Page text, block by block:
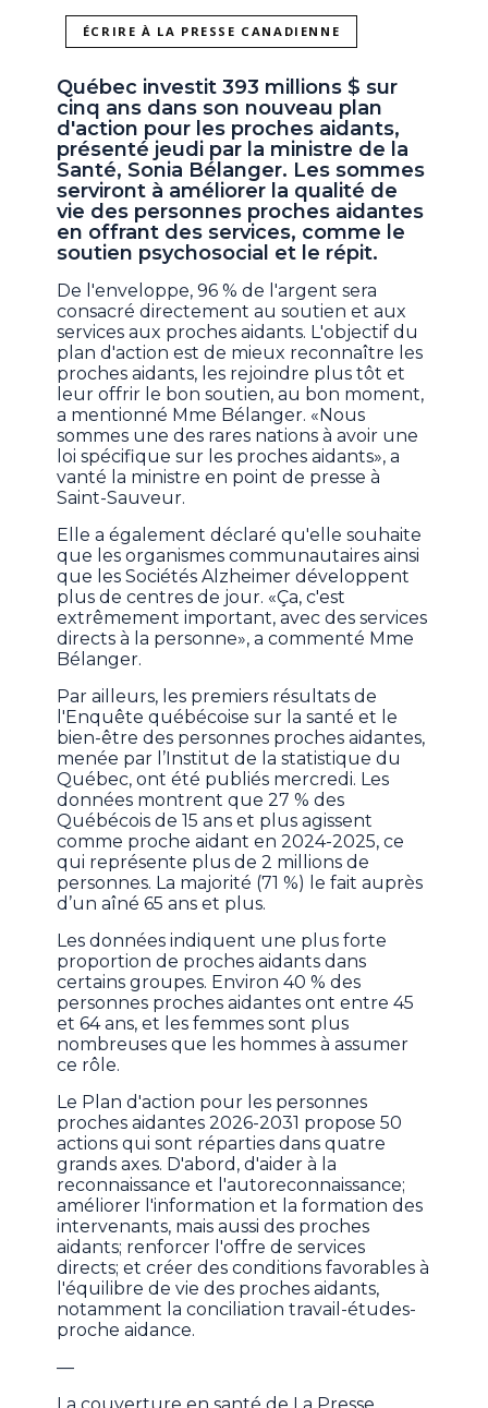
ÉCRIRE À LA PRESSE CANADIENNE
Québec investit 393 millions $ sur
cinq ans dans son nouveau plan
d'action pour les proches aidants,
présenté jeudi par la ministre de la
Santé, Sonia Bélanger. Les sommes
serviront à améliorer la qualité de
vie des personnes proches aidantes
en offrant des services, comme le
soutien psychosocial et le répit.
De l'enveloppe, 96 % de l'argent sera
consacré directement au soutien et aux
services aux proches aidants. L'objectif du
plan d'action est de mieux reconnaître les
proches aidants, les rejoindre plus tôt et
leur offrir le bon soutien, au bon moment,
a mentionné Mme Bélanger. «Nous
sommes une des rares nations à avoir une
loi spécifique sur les proches aidants», a
vanté la ministre en point de presse à
Saint-Sauveur.
Elle a également déclaré qu'elle souhaite
que les organismes communautaires ainsi
que les Sociétés Alzheimer développent
plus de centres de jour. «Ça, c'est
extrêmement important, avec des services
directs à la personne», a commenté Mme
Bélanger.
Par ailleurs, les premiers résultats de
l'Enquête québécoise sur la santé et le
bien-être des personnes proches aidantes,
menée par l’Institut de la statistique du
Québec, ont été publiés mercredi. Les
données montrent que 27 % des
Québécois de 15 ans et plus agissent
comme proche aidant en 2024-2025, ce
qui représente plus de 2 millions de
personnes. La majorité (71 %) le fait auprès
d’un aîné 65 ans et plus.
Les données indiquent une plus forte
proportion de proches aidants dans
certains groupes. Environ 40 % des
personnes proches aidantes ont entre 45
et 64 ans, et les femmes sont plus
nombreuses que les hommes à assumer
ce rôle.
Le Plan d'action pour les personnes
proches aidantes 2026-2031 propose 50
actions qui sont réparties dans quatre
grands axes. D'abord, d'aider à la
reconnaissance et l'autoreconnaissance;
améliorer l'information et la formation des
intervenants, mais aussi des proches
aidants; renforcer l'offre de services
directs; et créer des conditions favorables à
l'équilibre de vie des proches aidants,
notamment la conciliation travail-études-
proche aidance.
—